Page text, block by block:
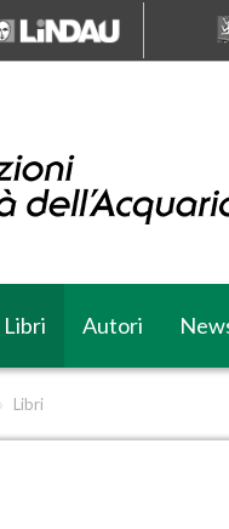
Libri Autori
Libri